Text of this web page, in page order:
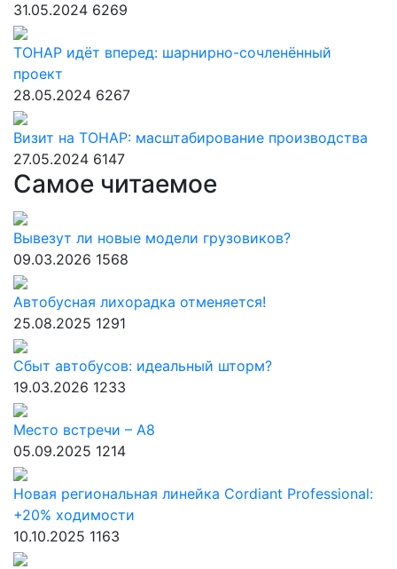
31.05.2024 6269
ТОНАР идёт вперед: шарнирно-сочленённый
проект
28.05.2024 6267
Визит на ТОНАР: масштабирование производства
27.05.2024 6147
Самое читаемое
Вывезут ли новые модели грузовиков?
09.03.2026 1568
Автобусная лихорадка отменяется!
25.08.2025 1291
Сбыт автобусов: идеальный шторм?
19.03.2026 1233
Место встречи – А8
05.09.2025 1214
Новая региональная линейка Cordiant Professional:
+20% ходимости
10.10.2025 1163